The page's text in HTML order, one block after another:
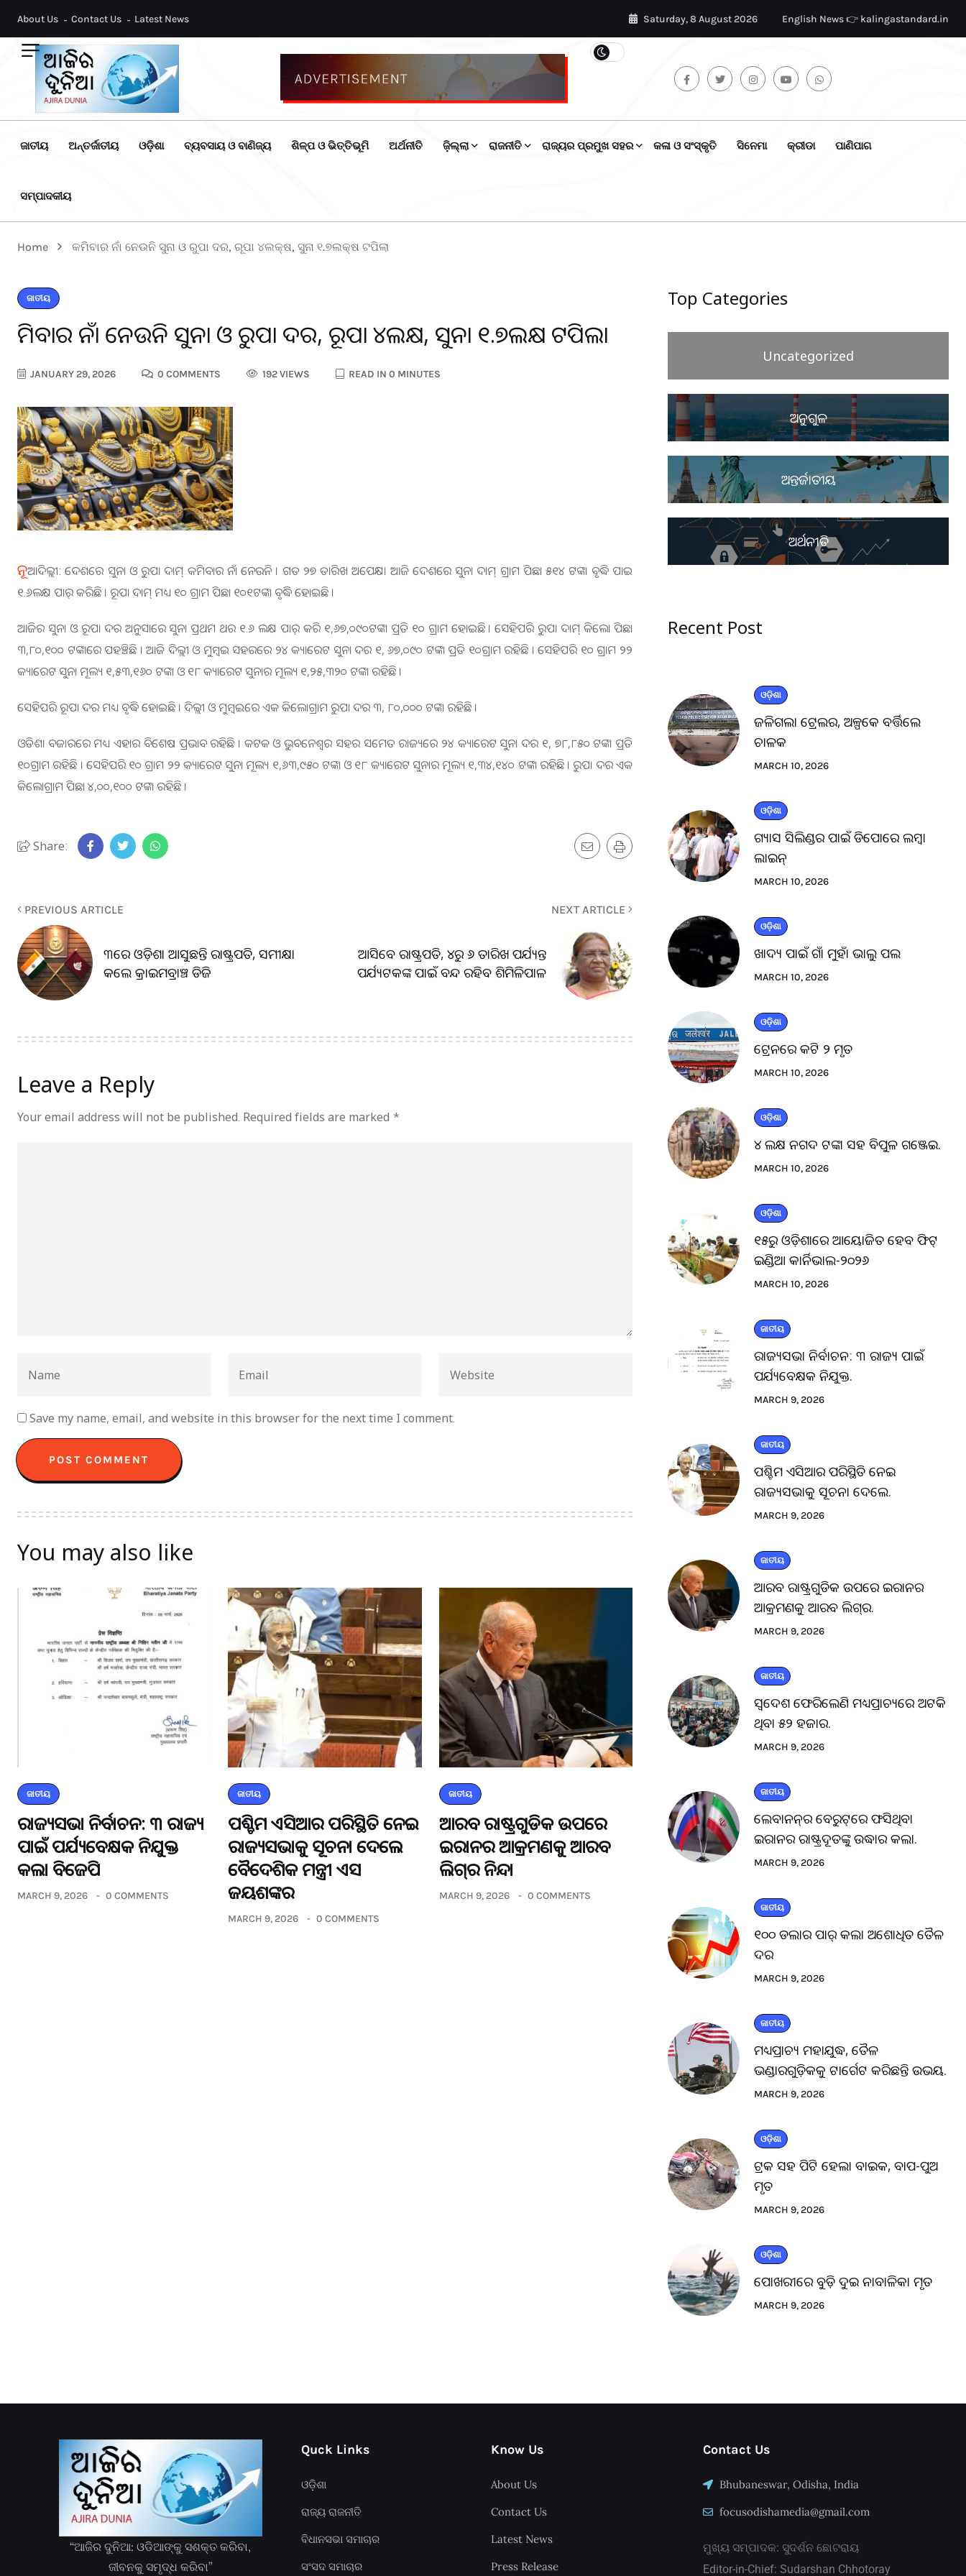
About Us Contact Us Latest News Saturday, 8 August 2026 English News 👉 kalingastandard.in
ଜାତୀୟ ଅନ୍ତର୍ଜାତୀୟ ଓଡ଼ିଶା ବ୍ୟବସାୟ ଓ ବାଣିଜ୍ୟ ଶିଳ୍ପ ଓ ଭିତ୍ତିଭୂମି ଅର୍ଥନୀତି ଜ଼ିଲ୍ଲା ରାଜନୀତି ରାଜ୍ୟର ପ୍ରମୁଖ ସହର କଳା ଓ ସଂସ୍କୃତି ସିନେମା କ୍ରୀଡା ପାଣିପାଗ
ସମ୍ପାଦକୀୟ
Home କମିବାର ନାଁ ନେଉନି ସୁନା ଓ ରୁପା ଦର, ରୂପା ୪ଲକ୍ଷ, ସୁନା ୧.୭ଲକ୍ଷ ଟପିଲା
ଜାତୀୟ
କମିବାର ନାଁ ନେଉନି ସୁନା ଓ ରୁପା ଦର, ରୂପା ୪ଲକ୍ଷ, ସୁନା ୧.୭ଲକ୍ଷ ଟପିଲା
JANUARY 29, 2026 0 COMMENTS 192 VIEWS READ IN 0 MINUTES
ନୂଆଦିଲ୍ଲୀ: ଦେଶରେ ସୁନା ଓ ରୁପା ଦାମ୍ କମିବାର ନାଁ ନେଉନି । ଗତ ୨୭ ତାରିଖ ଅପେକ୍ଷା ଆଜି ଦେଶରେ ସୁନା ଦାମ୍ ଗ୍ରାମ ପିଛା ୫୧୪ ଟଙ୍କା ବୃଦ୍ଧି ପାଇ
୧.୬ଲକ୍ଷ ପାର୍ କରିଛି । ରୂପା ଦାମ୍ ମଧ୍ୟ ୧୦ ଗ୍ରାମ ପିଛା ୧୦୧ଟଙ୍କା ବୃଦ୍ଧି ହୋଇଛି ।
ଆଜିର ସୁନା ଓ ରୂପା ଦର ଅନୁସାରେ ସୁନା ପ୍ରଥମ ଥର ୧.୬ ଲକ୍ଷ ପାର୍ କରି ୧,୬୭,୦୯୦ଟଙ୍କା ପ୍ରତି ୧୦ ଗ୍ରାମ ହୋଇଛି । ସେହିପରି ରୁପା ଦାମ୍ କିଲୋ ପିଛା
୩,୮୦,୧୦୦ ଟଙ୍କାରେ ପହଞ୍ଚିଛି । ଆଜି ଦିଲ୍ଲୀ ଓ ମୁମ୍ବଇ ସହରରେ ୨୪ କ୍ୟାରେଟ ସୁନା ଦର ୧, ୬୭,୦୯୦ ଟଙ୍କା ପ୍ରତି ୧୦ଗ୍ରାମ ରହିଛି । ସେହିପରି ୧୦ ଗ୍ରାମ ୨୨
କ୍ୟାରେଟ ସୁନା ମୂଲ୍ୟ ୧,୫୩,୧୬୦ ଟଙ୍କା ଓ ୧୮ କ୍ୟାରେଟ ସୁନାର ମୂଲ୍ୟ ୧,୨୫,୩୨୦ ଟଙ୍କା ରହିଛି ।
ସେହିପରି ରୂପା ଦର ମଧ୍ୟ ବୃଦ୍ଧି ହୋଇଛି । ଦିଲ୍ଲୀ ଓ ମୁମ୍ବଇରେ ଏକ କିଲୋଗ୍ରାମ ରୁପା ଦର ୩, ୮୦,୦୦୦ ଟଙ୍କା ରହିଛି ।
ଓଡିଶା ବଜାରରେ ମଧ୍ୟ ଏହାର ବିଶେଷ ପ୍ରଭାବ ରହିଛି । କଟକ ଓ ଭୁବନେଶ୍ୱର ସହର ସମେତ ରାଜ୍ୟରେ ୨୪ କ୍ୟାରେଟ ସୁନା ଦର ୧, ୭୮,୮୫୦ ଟଙ୍କା ପ୍ରତି
୧୦ଗ୍ରାମ ରହିଛି । ସେହିପରି ୧୦ ଗ୍ରାମ ୨୨ କ୍ୟାରେଟ ସୁନା ମୂଲ୍ୟ ୧,୬୩,୯୫୦ ଟଙ୍କା ଓ ୧୮ କ୍ୟାରେଟ ସୁନାର ମୂଲ୍ୟ ୧,୩୪,୧୪୦ ଟଙ୍କା ରହିଛି । ରୁପା ଦର ଏକ
କିଲୋଗ୍ରାମ ପିଛା ୪,୦୦,୧୦୦ ଟଙ୍କା ରହିଛି ।
Share:
PREVIOUS ARTICLE
୩​‌ରେ ଓଡ଼ିଶା ଆସୁଛନ୍ତି ରାଷ୍ଟ୍ରପତି, ସମୀକ୍ଷା
କଲେ କ୍ରାଇମବ୍ରାଞ୍ଚ ଡିଜି
NEXT ARTICLE
ଆସିବେ ରାଷ୍ଟ୍ରପତି, ୪ରୁ ୬ ତାରିଖ ପର୍ଯ୍ୟନ୍ତ
ପର୍ଯ୍ୟଟକଙ୍କ ପାଇଁ ବନ୍ଦ ରହିବ ଶିମିଳିପାଳ
Leave a Reply
Your email address will not be published. Required fields are marked *
Save my name, email, and website in this browser for the next time I comment.
You may also like
ଜାତୀୟ
ରାଜ୍ୟସଭା ନିର୍ବାଚନ: ୩ ରାଜ୍ୟ
ପାଇଁ ପର୍ଯ୍ୟବେକ୍ଷକ ନିଯୁକ୍ତ
କଲା ବିଜେପି
MARCH 9, 2026 0 COMMENTS
ଜାତୀୟ
ପଶ୍ଚିମ ଏସିଆର ପରିସ୍ଥିତି ନେଇ
ରାଜ୍ୟସଭାକୁ ସୂଚନା ଦେଲେ
ବୈଦେଶିକ ମନ୍ତ୍ରୀ ଏସ
ଜୟଶଙ୍କର
MARCH 9, 2026 0 COMMENTS
ଜାତୀୟ
ଆରବ ରାଷ୍ଟ୍ରଗୁଡିକ ଉପରେ
ଇରାନର ଆକ୍ରମଣକୁ ଆରବ
ଲିଗ୍‌ର ନିନ୍ଦା
MARCH 9, 2026 0 COMMENTS
Top Categories
Uncategorized
ଅନୁଗୁଳ
ଅନ୍ତର୍ଜାତୀୟ
ଅର୍ଥନୀତି
Recent Post
ଓଡ଼ିଶା
ଜଳିଗଲା ଟ୍ରେଲର, ଅଳ୍ପକେ ବର୍ତ୍ତିଲେ
ଚାଳକ
MARCH 10, 2026
ଓଡ଼ିଶା
ଗ୍ୟାସ ସିଲିଣ୍ଡର ପାଇଁ ଡିପୋରେ ଲମ୍ବା
ଲାଇନ୍
MARCH 10, 2026
ଓଡ଼ିଶା
ଖାଦ୍ୟ ପାଇଁ ଗାଁ ମୁହାଁ ଭାଲୁ ପଲ
MARCH 10, 2026
ଓଡ଼ିଶା
ଟ୍ରେନରେ କଟି ୨ ମୃତ
MARCH 10, 2026
ଓଡ଼ିଶା
୪ ଲକ୍ଷ ନଗଦ ଟଙ୍କା ସହ ବିପୁଳ ଗଞ୍ଜେଇ.
MARCH 10, 2026
ଓଡ଼ିଶା
୧୫ରୁ ଓଡ଼ିଶାରେ ଆୟୋଜିତ ହେବ ଫିଟ୍
ଇଣ୍ଡିଆ କାର୍ନିଭାଲ-୨୦୨୬
MARCH 10, 2026
ଜାତୀୟ
ରାଜ୍ୟସଭା ନିର୍ବାଚନ: ୩ ରାଜ୍ୟ ପାଇଁ
ପର୍ଯ୍ୟବେକ୍ଷକ ନିଯୁକ୍ତ.
MARCH 9, 2026
ଜାତୀୟ
ପଶ୍ଚିମ ଏସିଆର ପରିସ୍ଥିତି ନେଇ
ରାଜ୍ୟସଭାକୁ ସୂଚନା ଦେଲେ.
MARCH 9, 2026
ଜାତୀୟ
ଆରବ ରାଷ୍ଟ୍ରଗୁଡିକ ଉପରେ ଇରାନର
ଆକ୍ରମଣକୁ ଆରବ ଲିଗ୍‌ର.
MARCH 9, 2026
ଜାତୀୟ
ସ୍ବଦେଶ ଫେରିଲେଣି ମଧ୍ୟପ୍ରାଚ୍ୟରେ ଅଟକି
ଥିବା ୫୨ ହଜାର.
MARCH 9, 2026
ଜାତୀୟ
ଲେବାନନ୍‌ର ବେରୁଟ୍‌ରେ ଫସିଥିବା
ଇରାନର ରାଷ୍ଟ୍ରଦୂତଙ୍କୁ ଉଦ୍ଧାର କଲା.
MARCH 9, 2026
ଜାତୀୟ
୧୦୦ ଡଲାର ପାର୍ କଲା ଅଶୋଧିତ ତୈଳ
ଦର
MARCH 9, 2026
ଜାତୀୟ
ମଧ୍ୟପ୍ରାଚ୍ୟ ମହାଯୁଦ୍ଧ, ତୈଳ
ଭଣ୍ଡାରଗୁଡ଼ିକକୁ ଟାର୍ଗେଟ କରିଛନ୍ତି ଉଭୟ.
MARCH 9, 2026
ଓଡ଼ିଶା
ଟ୍ରକ ସହ ପିଟି ହେଲା ବାଇକ, ବାପ-ପୁଅ
ମୃତ
MARCH 9, 2026
ଓଡ଼ିଶା
ପୋଖରୀରେ ବୁଡ଼ି ଦୁଇ ନାବାଳିକା ମୃତ
MARCH 9, 2026
“ଆଜିର ଦୁନିଆ: ଓଡିଆଙ୍କୁ ସଶକ୍ତ କରିବା,
ଜୀବନକୁ ସମୃଦ୍ଧ କରିବା”
Quck Links
ଓଡ଼ିଶା
ରାଜ୍ୟ ରାଜନୀତି
ବିଧାନସଭା ସମାଚାର
ସଂସଦ ସମାଚାର
Know Us
About Us
Contact Us
Latest News
Press Release
Contact Us
Bhubaneswar, Odisha, India
focusodishamedia@gmail.com
ମୁଖ୍ୟ ସମ୍ପାଦକ: ସୁଦର୍ଶନ ଛୋଟରାୟ
Editor-in-Chief: Sudarshan Chhotoray